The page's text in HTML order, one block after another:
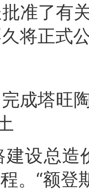
准了有
将正式
成塔旺
设总造
。 “额登